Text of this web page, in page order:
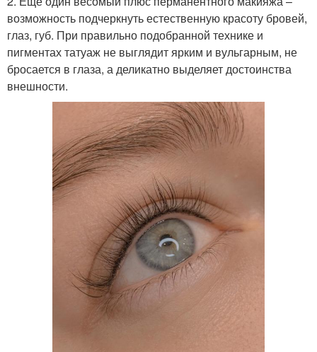
возможность подчеркнуть естественную красоту бровей,
глаз, губ. При правильно подобранной технике и
пигментах татуаж не выглядит ярким и вульгарным, не
бросается в глаза, а деликатно выделяет достоинства
внешности.